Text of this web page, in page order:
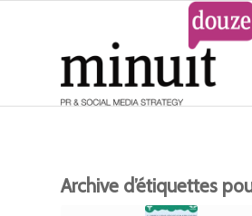
Archive d’étiquettes